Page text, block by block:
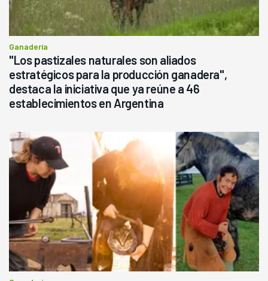
Ganadería
"Los pastizales naturales son aliados
estratégicos para la producción ganadera",
destaca la iniciativa que ya reúne a 46
establecimientos en Argentina